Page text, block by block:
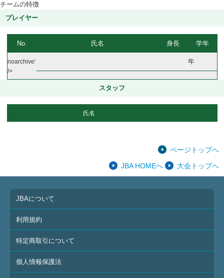
チームの特徴
プレイヤー
No. 氏名 身長 学年
noarchive'
/>
年
スタッフ
氏名
ページトップへ
JBA HOMEへ
大会トップへ
JBAについて
利用規約
特定商取引について
個人情報保護法